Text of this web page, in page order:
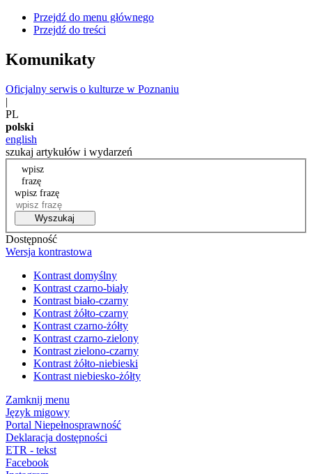
Przejdź do menu głównego
Przejdź do treści
Komunikaty
Oficjalny serwis o kulturze w Poznaniu
|
PL
polski
english
szukaj artykułów i wydarzeń
wpisz
frazę
wpisz frazę
Wyszukaj
Dostępność
Wersja kontrastowa
Kontrast domyślny
Kontrast czarno-biały
Kontrast biało-czarny
Kontrast żółto-czarny
Kontrast czarno-żółty
Kontrast czarno-zielony
Kontrast zielono-czarny
Kontrast żółto-niebieski
Kontrast niebiesko-żółty
Zamknij menu
Język migowy
Portal Niepełnosprawność
Deklaracja dostępności
ETR - tekst
Facebook